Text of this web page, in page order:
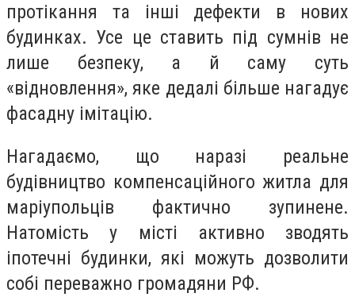
протікання та інші дефекти в нових
будинках. Усе це ставить під сумнів не
лише безпеку, а й саму суть
«відновлення», яке дедалі більше нагадує
фасадну імітацію.
Нагадаємо, що наразі реальне
будівництво компенсаційного житла для
маріупольців фактично зупинене.
Натомість у місті активно зводять
іпотечні будинки, які можуть дозволити
собі переважно громадяни РФ.